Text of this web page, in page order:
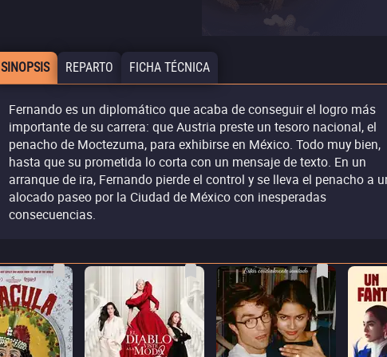
SINOPSIS REPARTO FICHA TÉCNICA
Fernando es un diplomático que acaba de conseguir el logro más
importante de su carrera: que Austria preste un tesoro nacional, el
penacho de Moctezuma, para exhibirse en México. Todo muy bien,
hasta que su prometida lo corta con un mensaje de texto. En un
arranque de ira, Fernando pierde el control y se lleva el penacho a
alocado paseo por la Ciudad de México con inesperadas
consecuencias.